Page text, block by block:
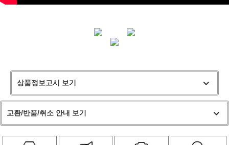
상품정보고시 보기
교환/반품/취소 안내 보기